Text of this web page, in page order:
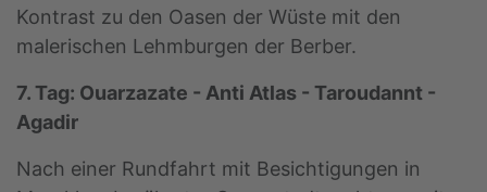
Kontrast zu den Oasen der Wüste mit den
malerischen Lehmburgen der Berber.
7. Tag: Ouarzazate - Anti Atlas - Taroudannt -
Agadir
Nach einer Rundfahrt mit Besichtigungen in